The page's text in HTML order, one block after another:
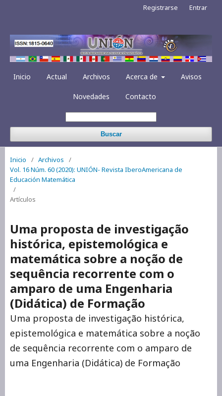
Inicio Actual Archivos Acerca de Avisos
Novedades Contacto
Buscar
Registrarse Entrar
Inicio / Archivos
/
Vol. 16 Núm. 60 (2020): UNIÓN- Revista IberoAmericana de
Educación Matemática
/
Artículos
Uma proposta de investigação
histórica, epistemológica e
matemática sobre a noção de
sequência recorrente com o
amparo de uma Engenharia
(Didática) de Formação
Uma proposta de investigação histórica,
epistemológica e matemática sobre a noção
de sequência recorrente com o amparo de
uma Engenharia (Didática) de Formação